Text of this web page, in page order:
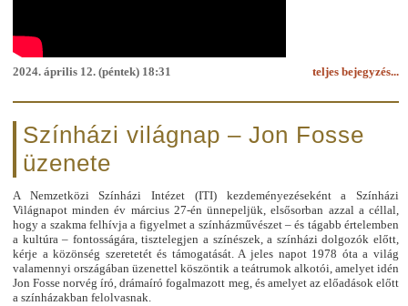
teljes bejegyzés...
2024. április 12. (péntek) 18:31
Színházi világnap – Jon Fosse
üzenete
A Nemzetközi Színházi Intézet (ITI) kezdeményezéseként a Színházi
Világnapot minden év március 27-én ünnepeljük, elsősorban azzal a céllal,
hogy a szakma felhívja a figyelmet a színházművészet – és tágabb értelemben
a kultúra – fontosságára, tisztelegjen a színészek, a színházi dolgozók előtt,
kérje a közönség szeretetét és támogatását. A jeles napot 1978 óta a világ
valamennyi országában üzenettel köszöntik a teátrumok alkotói, amelyet idén
Jon Fosse norvég író, drámaíró fogalmazott meg, és amelyet az előadások előtt
a színházakban felolvasnak.